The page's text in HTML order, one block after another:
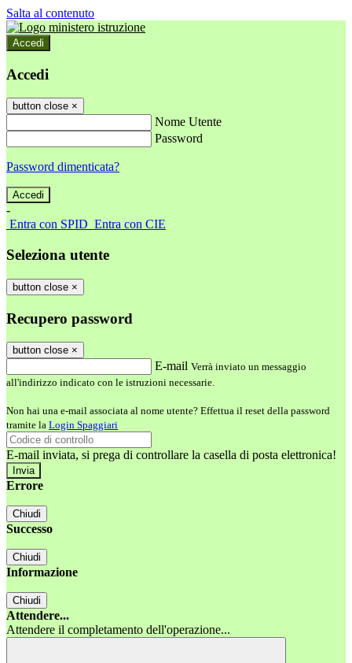
Salta al contenuto
Accedi
Accedi
button close ×
Nome Utente
Password
Password dimenticata?
-
Entra con SPID Entra con CIE
Seleziona utente
button close ×
Recupero password
button close ×
E-mail Verrà inviato un messaggio
all'indirizzo indicato con le istruzioni necessarie.
Non hai una e-mail associata al nome utente? Effettua il reset della password
tramite la Login Spaggiari
E-mail inviata, si prega di controllare la casella di posta elettronica!
Errore
Chiudi
Successo
Chiudi
Informazione
Chiudi
Attendere...
Attendere il completamento dell'operazione...